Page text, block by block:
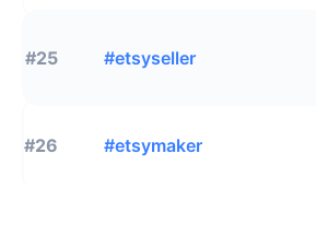
#25 #etsyseller
#26 #etsymaker